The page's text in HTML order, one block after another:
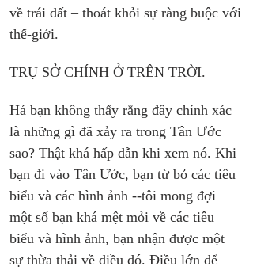
về trái đất – thoát khỏi sự ràng buộc với
thế-giới.
TRỤ SỞ CHÍNH Ở TRÊN TRỜI.
Há bạn không thấy rằng đây chính xác
là những gì đã xảy ra trong Tân Ước
sao? Thật khá hấp dẫn khi xem nó. Khi
bạn đi vào Tân Ước, bạn từ bỏ các tiêu
biểu và các hình ảnh --tôi mong đợi
một số bạn khá mệt mỏi về các tiêu
biểu và hình ảnh, bạn nhận được một
sự thừa thải về điều đó. Điều lớn để